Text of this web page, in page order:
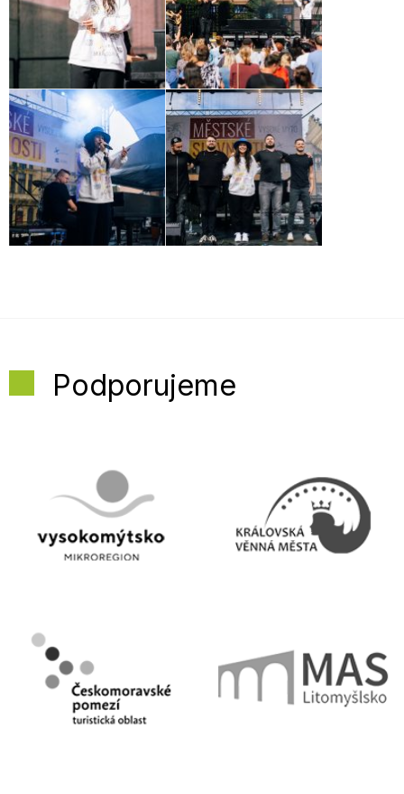
Podporujeme